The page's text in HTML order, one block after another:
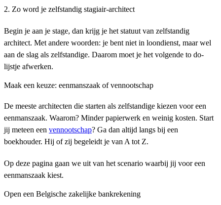
2. Zo word je zelfstandig stagiair-architect
Begin je aan je stage, dan krijg je het statuut van zelfstandig
architect. Met andere woorden: je bent niet in loondienst, maar wel
aan de slag als zelfstandige. Daarom moet je het volgende to do-
lijstje afwerken.
Maak een keuze: eenmanszaak of vennootschap
De meeste architecten die starten als zelfstandige kiezen voor een
eenmanszaak. Waarom? Minder papierwerk en weinig kosten. Start
jij meteen een vennootschap? Ga dan altijd langs bij een
boekhouder. Hij of zij begeleidt je van A tot Z.
Op deze pagina gaan we uit van het scenario waarbij jij voor een
eenmanszaak kiest.
Open een Belgische zakelijke bankrekening